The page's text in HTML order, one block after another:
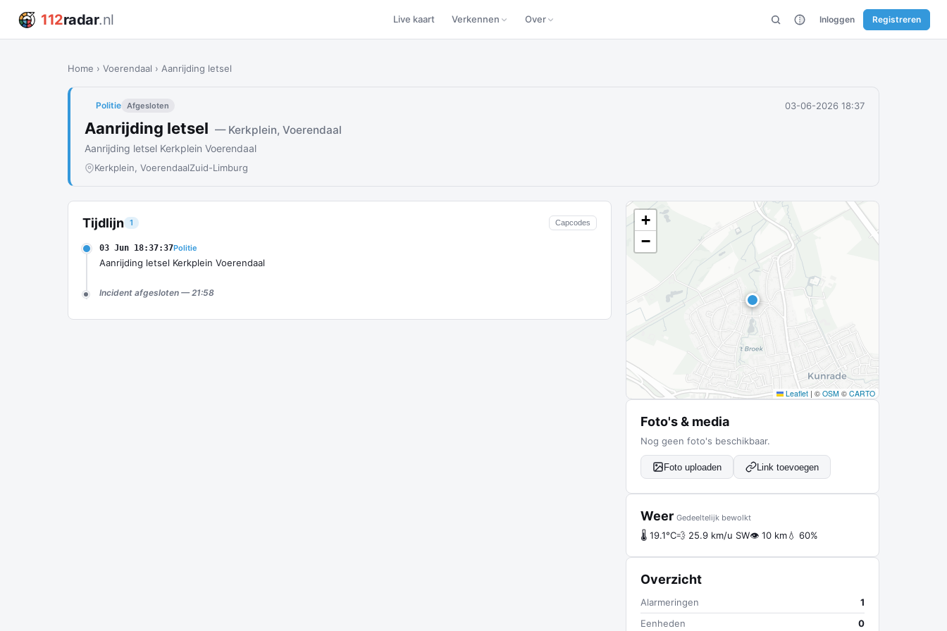
112radar.nl Live kaart Verkennen Over Inloggen Registreren
Home › Voerendaal › Aanrijding letsel
Politie Afgesloten 03-06-2026 18:37
Aanrijding letsel — Kerkplein, Voerendaal
Aanrijding letsel Kerkplein Voerendaal
Kerkplein, VoerendaalZuid-Limburg
Tijdlijn 1 Capcodes
03 Jun 18:37:37Politie
Aanrijding letsel Kerkplein Voerendaal
Incident afgesloten — 21:58
+
−
Leaflet | © OSM © CARTO
Foto's & media
Nog geen foto's beschikbaar.
Foto uploaden Link toevoegen
Weer Gedeeltelijk bewolkt
🌡 19.1°C💨 25.9 km/u SW👁 10 km💧 60%
Overzicht
Alarmeringen
1
Eenheden
0